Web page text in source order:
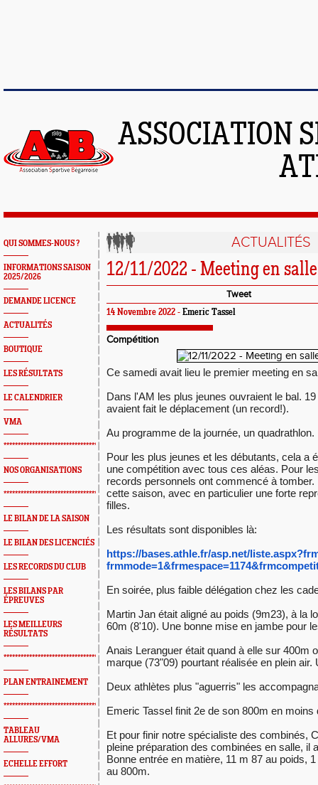
ASSOCIATION
QUI SOMMES-NOUS ?
INFORMATIONS SAISON
2025/2026
DEMANDE LICENCE
ACTUALITÉS
BOUTIQUE
LES RÉSULTATS
LE CALENDRIER
VMA
*************************************************
NOS ORGANISATIONS
*************************************************
LE BILAN DE LA SAISON
LE BILAN DES LICENCIÉS
LES RECORDS DU CLUB
LES BILANS PAR
ÉPREUVES
LES MEILLEURS
RÉSULTATS
*************************************************
PLAN ENTRAINEMENT
*************************************************
TABLEAU
ALLURES/VMA
ECHELLE EFFORT
ACTUALITÉS
12/11/2022 - Meeting en
Tweet
14 Novembre 2022 - Emeric Tassel
Compétition
Ce samedi avait lieu le premier meeting en
Dans l'AM les plus jeunes ouvraient le bal.
avaient fait le déplacement (un record!).
Au programme de la journée, un quadrathlon.
Pour les plus jeunes et les débutants, cela a
une compétition avec tous ces aléas. Pour
records personnels ont commencé à tomber.
cette saison, avec en particulier une forte
filles.
Les résultats sont disponibles là:
https://bases.athle.fr/asp.net/
frmmode=1&frmespace=1174&
En soirée, plus faible délégation chez les
Martin Jan était aligné au poids (9m23), à la
60m (8'10). Une bonne mise en jambe pour
Anais Leranguer était quand à elle sur 400m
marque (73"09) pourtant réalisée en plein air.
Deux athlètes plus "aguerris" les
Emeric Tassel finit 2e de son 800m en moins
Et pour finir notre spécialiste des combinés,
pleine préparation des combinées en salle, il
Bonne entrée en matière, 11 m 87 au poids,
au 800m.